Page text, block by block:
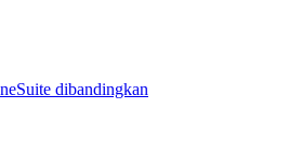
dibandingkan